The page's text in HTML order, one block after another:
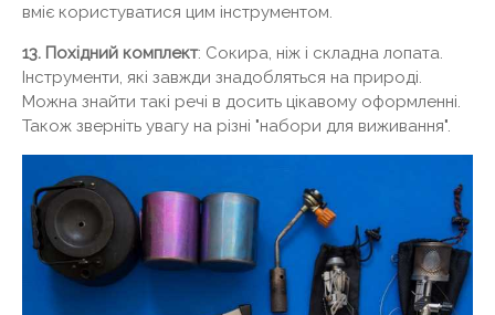
вміє користуватися цим інструментом.
13. Похідний комплект: Сокира, ніж і складна лопата.
Інструменти, які завжди знадобляться на природі.
Можна знайти такі речі в досить цікавому оформленні.
Також зверніть увагу на різні "набори для виживання".